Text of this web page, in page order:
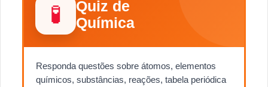
🧪
Quiz de
Química
Responda questões sobre átomos, elementos
químicos, substâncias, reações, tabela periódica